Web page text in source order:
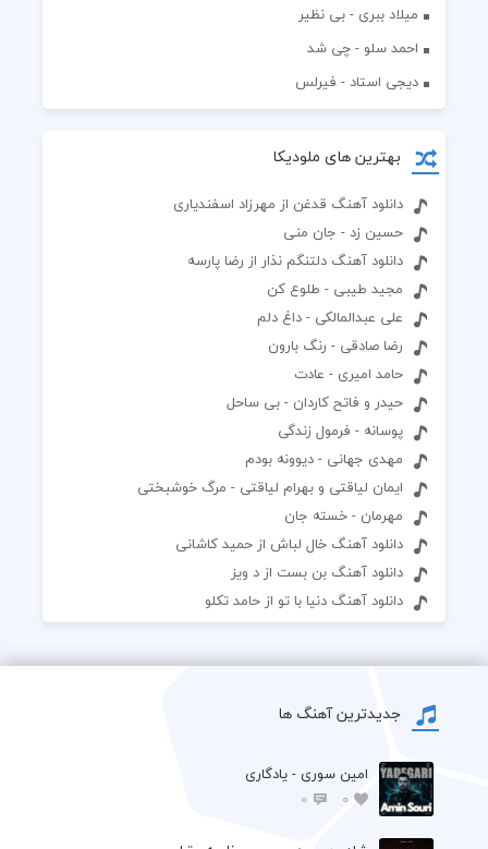
میلاد ببری - بی نظیر
احمد سلو - چی شد
دیجی استاد - فیرلس
بهترین های ملودیکا
دانلود آهنگ قدغن از مهرزاد اسفندیاری
حسین زد - جان منی
دانلود آهنگ دلتنگم نذار از رضا پارسه
مجید طیبی - طلوع کن
علی عبدالمالکی - داغ دلم
رضا صادقی - رنگ بارون
حامد امیری - عادت
حیدر و فاتح کاردان - بی ساحل
پوسانه - فرمول زندگی
مهدی جهانی - دیوونه بودم
ایمان لیاقتی و بهرام لیاقتی - مرگ خوشبختی
مهرمان - خسته جان
دانلود آهنگ خال لباش از حمید کاشانی
دانلود آهنگ بن بست از د ویز
دانلود آهنگ دنیا با تو از حامد تکلو
جدیدترین آهنگ ها
امین سوری - یادگاری
0
0